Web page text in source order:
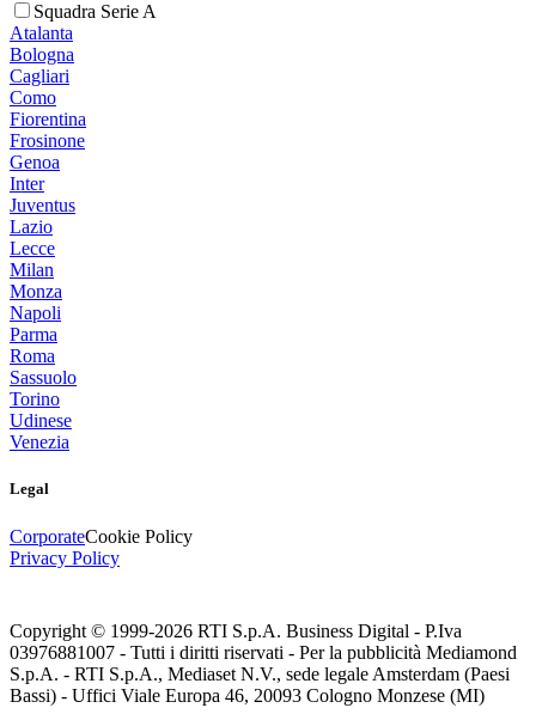
Squadra Serie A
Atalanta
Bologna
Cagliari
Como
Fiorentina
Frosinone
Genoa
Inter
Juventus
Lazio
Lecce
Milan
Monza
Napoli
Parma
Roma
Sassuolo
Torino
Udinese
Venezia
Legal
CorporateCookie Policy
Privacy Policy
Copyright © 1999-2026 RTI S.p.A. Business Digital - P.Iva
03976881007 - Tutti i diritti riservati - Per la pubblicità Mediamond
S.p.A. - RTI S.p.A., Mediaset N.V., sede legale Amsterdam (Paesi
Bassi) - Uffici Viale Europa 46, 20093 Cologno Monzese (MI)